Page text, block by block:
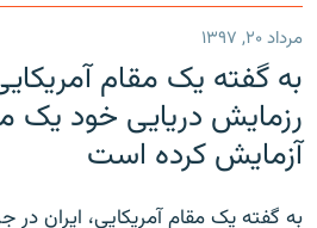
مرداد ۲۰, ۱۳۹۷
به گفته یک مقام
رزمایش دریایی خود
آزمایش کرده است
به گفته یک مقام آمریکایی، ایران در